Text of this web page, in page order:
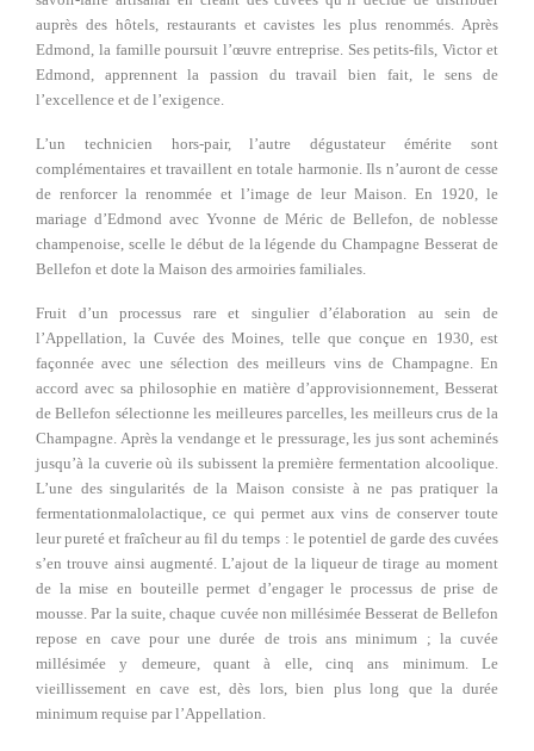
auprès des hôtels, restaurants et cavistes les plus renommés. Après
Edmond, la famille poursuit l’œuvre entreprise. Ses petits-fils, Victor et
Edmond, apprennent la passion du travail bien fait, le sens de
l’excellence et de l’exigence.
L’un technicien hors-pair, l’autre dégustateur émérite sont
complémentaires et travaillent en totale harmonie. Ils n’auront de cesse
de renforcer la renommée et l’image de leur Maison. En 1920, le
mariage d’Edmond avec Yvonne de Méric de Bellefon, de noblesse
champenoise, scelle le début de la légende du Champagne Besserat de
Bellefon et dote la Maison des armoiries familiales.
Fruit d’un processus rare et singulier d’élaboration au sein de
l’Appellation, la Cuvée des Moines, telle que conçue en 1930, est
façonnée avec une sélection des meilleurs vins de Champagne. En
accord avec sa philosophie en matière d’approvisionnement, Besserat
de Bellefon sélectionne les meilleures parcelles, les meilleurs crus de la
Champagne. Après la vendange et le pressurage, les jus sont acheminés
jusqu’à la cuverie où ils subissent la première fermentation alcoolique.
L’une des singularités de la Maison consiste à ne pas pratiquer la
fermentationmalolactique, ce qui permet aux vins de conserver toute
leur pureté et fraîcheur au fil du temps : le potentiel de garde des cuvées
s’en trouve ainsi augmenté. L’ajout de la liqueur de tirage au moment
de la mise en bouteille permet d’engager le processus de prise de
mousse. Par la suite, chaque cuvée non millésimée Besserat de Bellefon
repose en cave pour une durée de trois ans minimum ; la cuvée
millésimée y demeure, quant à elle, cinq ans minimum. Le
vieillissement en cave est, dès lors, bien plus long que la durée
minimum requise par l’Appellation.